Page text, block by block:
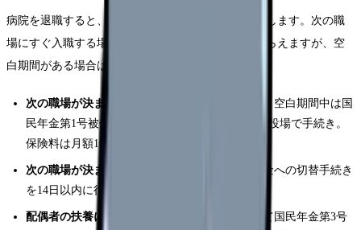
病院を退職すると、厚生年金の被保険者資格を喪失します。次の職
場にすぐ入職する場合は新しい職場で手続きしてもらえますが、空
白期間がある場合は以下の対応が必要です。
次の職場が決まっている場合（空白期間あり）： 空白期間中は国
民年金第1号被保険者になる。居住地の市区町村役場で手続き。
保険料は月額16,980円（2026年度）
次の職場が決まっていない場合：
同上。国民年金への切替手続き
を14日以内に行う
配偶者の扶養に入る場合：
配偶者の会社を通じて国民年金第3号